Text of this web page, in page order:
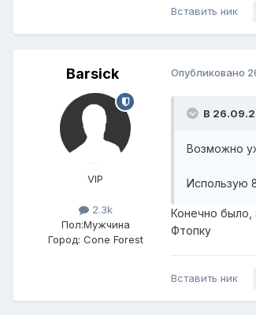
Вставить ник
Barsick
VIP
2.3k
Пол:Мужчина
Город: Cone Forest
Опубликовано
В
Возможно
Использую
Конечно было,
Фтопку
Вставить ник